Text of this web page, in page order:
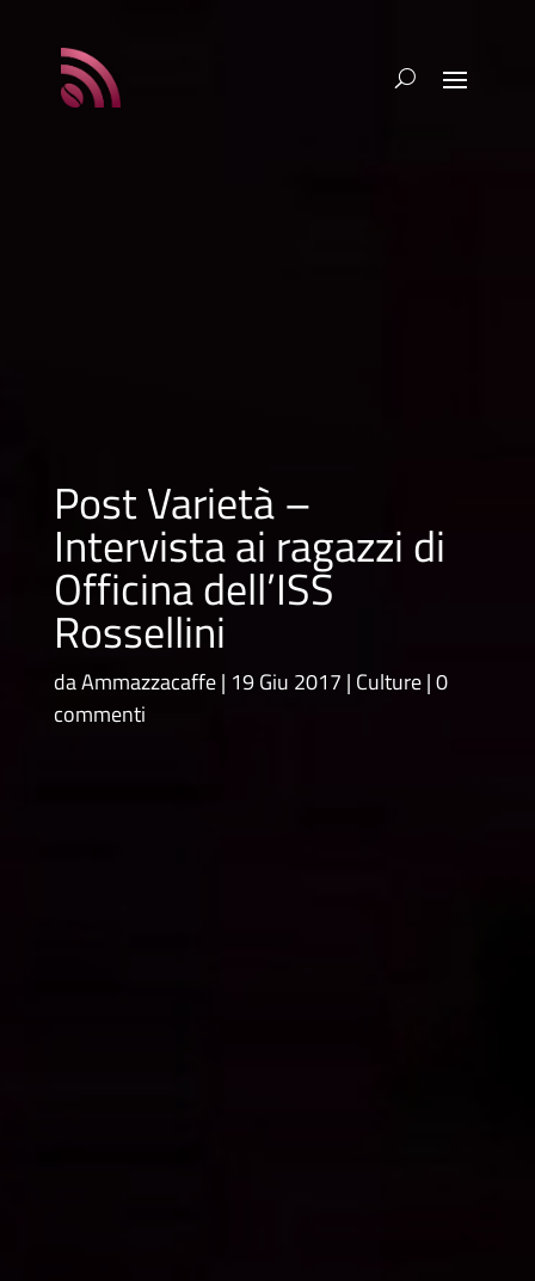
Post Varietà –
Intervista ai ragazzi di
Officina dell’ISS
Rossellini
daAmmazzacaffe 19 Giu 2017 Culture 0
commenti